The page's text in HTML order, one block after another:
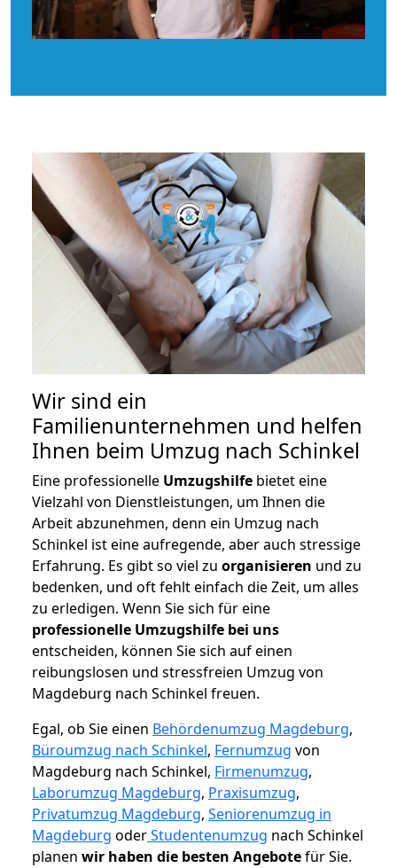
Wir sind ein
Familienunternehmen und helfen
Ihnen beim Umzug nach Schinkel
Eine professionelle Umzugshilfe bietet eine
Vielzahl von Dienstleistungen, um Ihnen die
Arbeit abzunehmen, denn ein Umzug nach
Schinkel ist eine aufregende, aber auch stressige
Erfahrung. Es gibt so viel zu organisieren und zu
bedenken, und oft fehlt einfach die Zeit, um alles
zu erledigen. Wenn Sie sich für eine
professionelle Umzugshilfe bei uns
entscheiden, können Sie sich auf einen
reibungslosen und stressfreien Umzug von
Magdeburg nach Schinkel freuen.
Egal, ob Sie einen Behördenumzug Magdeburg,
Büroumzug nach Schinkel, Fernumzug von
Magdeburg nach Schinkel, Firmenumzug,
Laborumzug Magdeburg, Praxisumzug,
Privatumzug Magdeburg, Seniorenumzug in
Magdeburg oderStudentenumzug nach Schinkel
planen wir haben die besten Angebotefür Sie.